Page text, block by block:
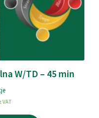
W/TD – 45 min
VAT